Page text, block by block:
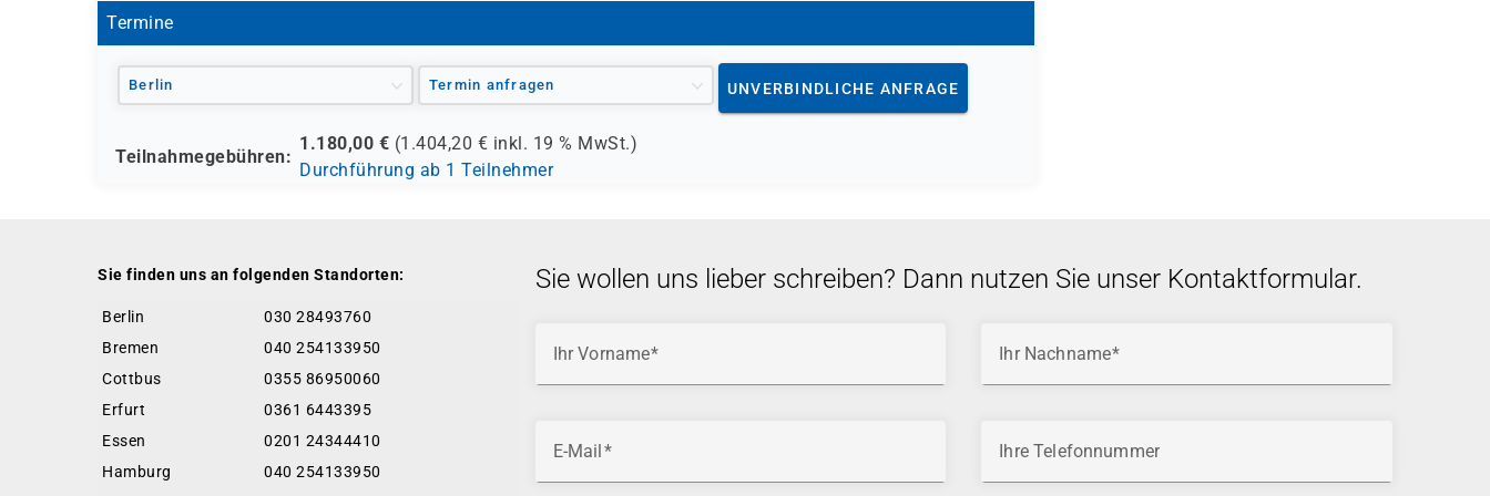
Termine
Berlin Termin anfragen UNVERBINDLICHE ANFRAGE
Teilnahmegebühren:
1.180,00 € (1.404,20 € inkl. 19 % MwSt.)
Durchführung ab 1 Teilnehmer
Sie finden uns an folgenden Standorten:
Berlin
030 28493760
Bremen
040 254133950
Cottbus
0355 86950060
Erfurt
0361 6443395
Essen
0201 24344410
Hamburg
040 254133950
Sie wollen uns lieber schreiben? Dann nutzen Sie unser Kontaktformular.
Ihr Vorname Ihr Nachname
E-Mail Ihre Telefonnummer